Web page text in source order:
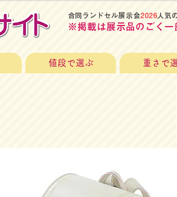
​合同ランドセル展示会2026 人気
​※掲載は展示品のごく一
値段で選ぶ 重さで